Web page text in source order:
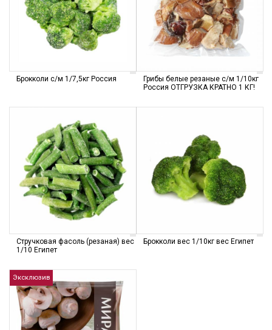
Брокколи с/м 1/7,5кг Россия
Грибы белые резаные с/м 1/10кг
Россия ОТГРУЗКА КРАТНО 1 КГ!
Стручковая фасоль (резаная) вес
1/10 Египет
Брокколи вес 1/10кг вес Египет
Эксклюзив